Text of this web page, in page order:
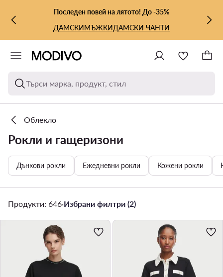
КЪМ ОСНОВНОТО СЪДЪРЖАНИЕ
КЪМ ТЪРСЕНЕПоследен повей на лятото! До -35%
ДАМСКИМЪЖКИДАМСКИ ЧАНТИ
Търси марка, продукт, стил
Облекло
Рокли и гащеризони
Дънкови рокли Ежедневни рокли Кожени рокли
Продукти: 646·Избрани филтри (2)